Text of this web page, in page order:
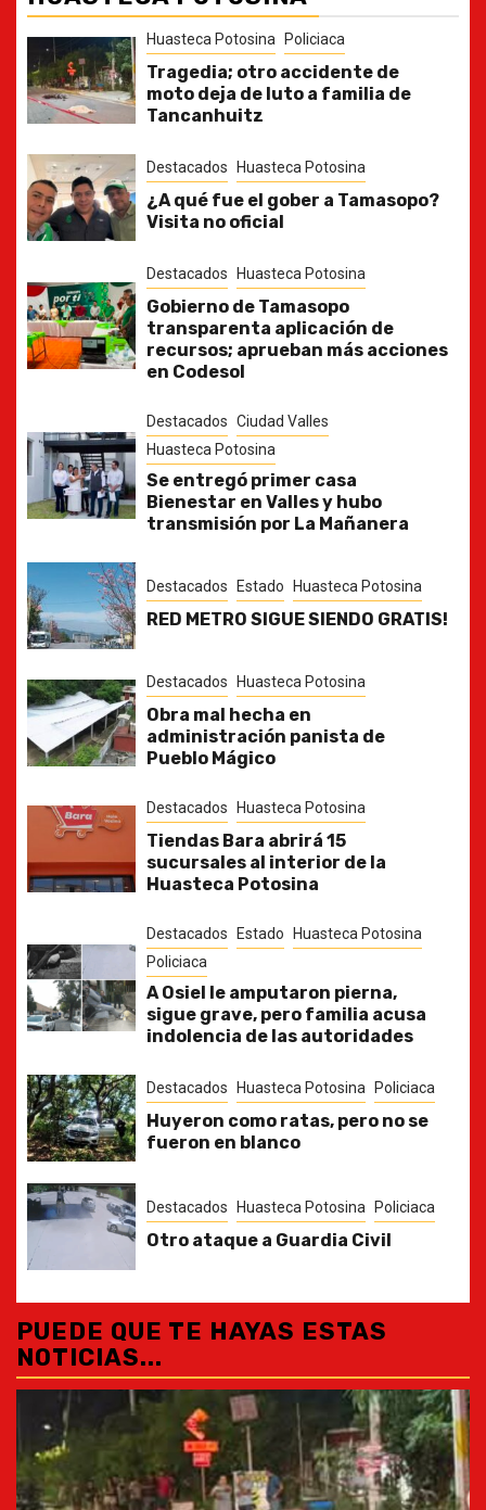
Huasteca Potosina Policiaca
Tragedia; otro accidente de
moto deja de luto a familia de
Tancanhuitz
Destacados Huasteca Potosina
¿A qué fue el gober a Tamasopo?
Visita no oficial
Destacados Huasteca Potosina
Gobierno de Tamasopo
transparenta aplicación de
recursos; aprueban más acciones
en Codesol
Destacados Ciudad Valles
Huasteca Potosina
Se entregó primer casa
Bienestar en Valles y hubo
transmisión por La Mañanera
Destacados Estado Huasteca Potosina
RED METRO SIGUE SIENDO GRATIS!
Destacados Huasteca Potosina
Obra mal hecha en
administración panista de
Pueblo Mágico
Destacados Huasteca Potosina
Tiendas Bara abrirá 15
sucursales al interior de la
Huasteca Potosina
Destacados Estado
Huasteca Potosina
Policiaca
A Osiel le amputaron pierna,
sigue grave, pero familia acusa
indolencia de las autoridades
Destacados Huasteca Potosina Policiaca
Huyeron como ratas, pero no se
fueron en blanco
Destacados Huasteca Potosina Policiaca
Otro ataque a Guardia Civil
PUEDE QUE TE HAYAS ESTAS
NOTICIAS...